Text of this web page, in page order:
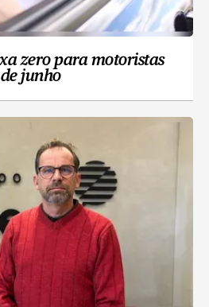
zero para motoristas
junho